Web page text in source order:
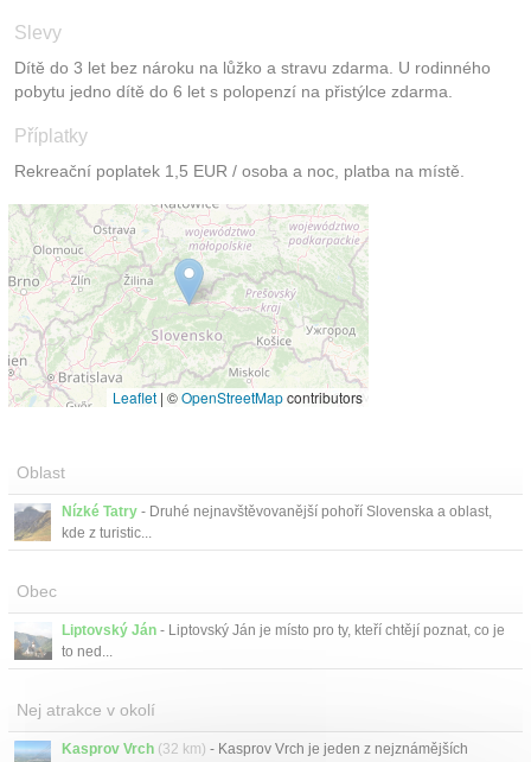
Slevy
Dítě do 3 let bez nároku na lůžko a stravu zdarma. U rodinného
pobytu jedno dítě do 6 let s polopenzí na přistýlce zdarma.
Příplatky
Rekreační poplatek 1,5 EUR / osoba a noc, platba na místě.
Leaflet | ©OpenStreetMapcontributors
Oblast
Nízké Tatry - Druhé nejnavštěvovanější pohoří Slovenska a oblast,
kde z turistic...
Obec
Liptovský Ján - Liptovský Ján je místo pro ty, kteří chtějí poznat, co je
to ned...
Nej atrakce v okolí
Kasprov Vrch (32 km) - Kasprov Vrch je jeden z nejznámějších